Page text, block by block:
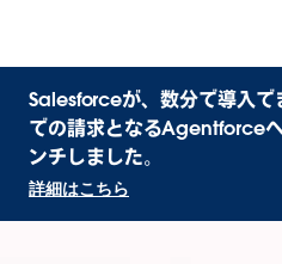
Salesforceが、数分で導入で
での請求となるAgentforce
ンチしました。
詳細はこちら